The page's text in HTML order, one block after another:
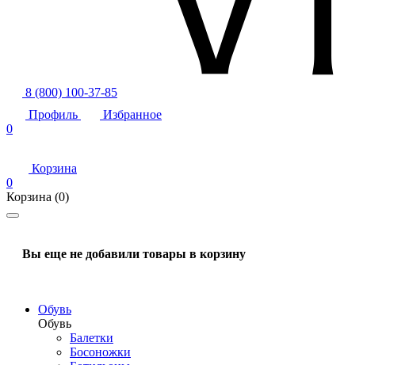
8 (800) 100-37-85
Профиль
Избранное
0
Корзина
0
Корзина (0)
Вы еще не добавили товары в корзину
Обувь
Обувь
Балетки
Босоножки